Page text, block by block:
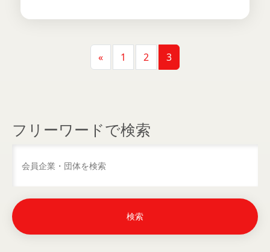
投稿ナビゲーション
« 1 2 3
フリーワードで検索